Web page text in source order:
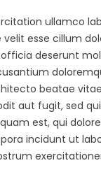
ullamco
esse cillum
deserunt
beatae
aut fugit, sed
est, qui
incidunt ut